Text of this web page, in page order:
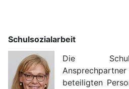
Schulsozialarbeit
Die
beteiligten